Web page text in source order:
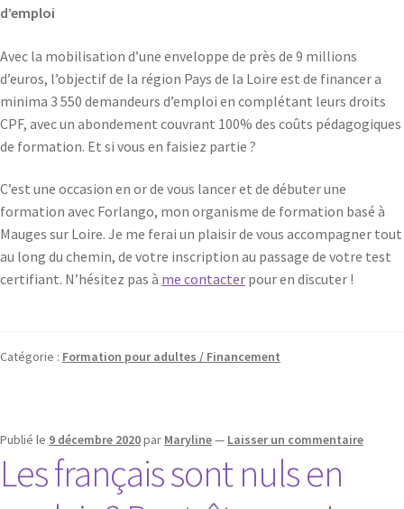
d’emploi
Avec la mobilisation d’une enveloppe de près de 9 millions
d’euros, l’objectif de la région Pays de la Loire est de financer a
minima 3 550 demandeurs d’emploi en complétant leurs droits
CPF, avec un abondement couvrant 100% des coûts pédagogiques
de formation. Et si vous en faisiez partie ?
C’est une occasion en or de vous lancer et de débuter une
formation avec Forlango, mon organisme de formation basé à
Mauges sur Loire. Je me ferai un plaisir de vous accompagner tout
au long du chemin, de votre inscription au passage de votre test
certifiant. N’hésitez pas à me contacter pour en discuter !
Catégorie : Formation pour adultes / Financement
Publié le 9 décembre 2020par Maryline— Laisser un commentaire
Les français sont nuls en